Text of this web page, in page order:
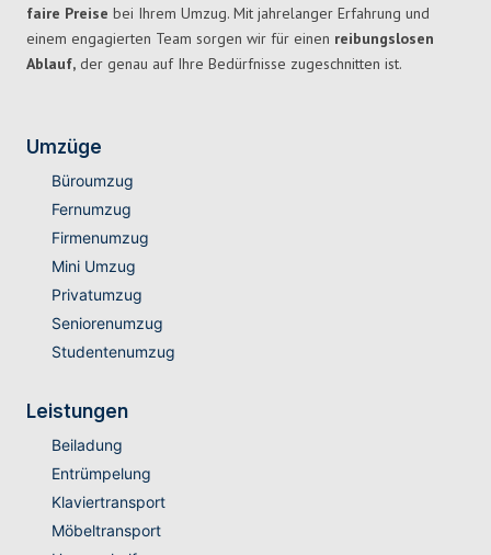
faire Preise bei Ihrem Umzug. Mit jahrelanger Erfahrung und
einem engagierten Team sorgen wir für einen reibungslosen
Ablauf, der genau auf Ihre Bedürfnisse zugeschnitten ist.
Umzüge
Büroumzug
Fernumzug
Firmenumzug
Mini Umzug
Privatumzug
Seniorenumzug
Studentenumzug
Leistungen
Beiladung
Entrümpelung
Klaviertransport
Möbeltransport